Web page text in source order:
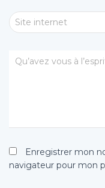
Site internet
Qu’avez vous à
Enregistrer mon
navigateur pour mon